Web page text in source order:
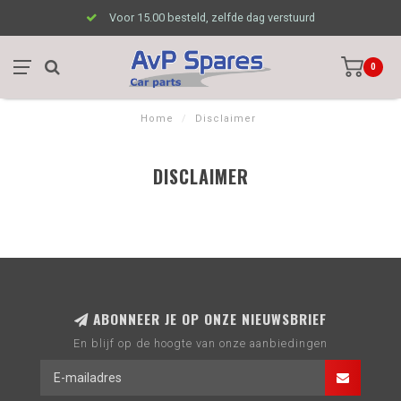
Voor 15.00 besteld, zelfde dag verstuurd
0
Home / Disclaimer
DISCLAIMER
ABONNEER JE OP ONZE NIEUWSBRIEF
En blijf op de hoogte van onze aanbiedingen